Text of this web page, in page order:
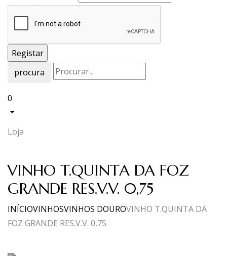
procura
0
Loja
VINHO T.QUINTA DA FOZ
GRANDE RES.V.V. 0,75
INÍCIOVINHOSVINHOS DOUROVINHO T.QUINTA DA
FOZ GRANDE RES.V.V. 0,75